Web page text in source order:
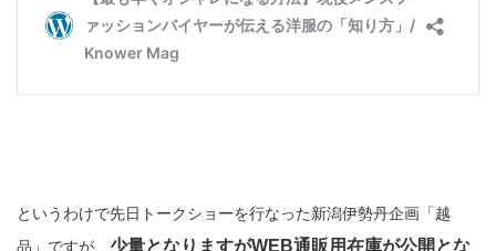
というわけで先日トークショーを行なった新潟伊勢丹企画「越
品」ですが、 少量となりますがWEB通販用在庫が公開とな